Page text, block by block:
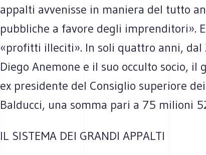
appalti avvenisse in maniera del tutto
pubbliche a favore degli imprenditori».
«profitti illeciti». In soli quattro anni, dal
Diego Anemone e il suo occulto socio, il
ex presidente del Consiglio superiore
Balducci, una somma pari a 75 milioni
IL SISTEMA DEI GRANDI APPALTI